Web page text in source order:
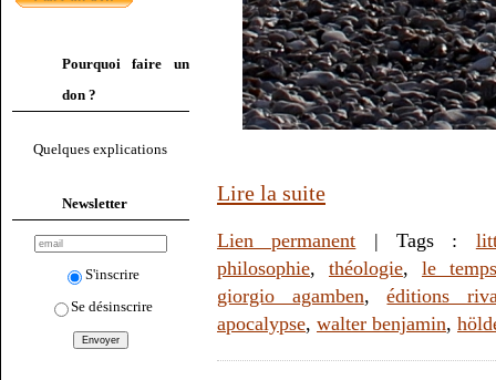
Pourquoi faire un
don ?
Quelques explications
Newsletter
S'inscrire
Se désinscrire
Lire la suite
Lien permanent | Tags :
philosophie, théologie, le
giorgio agamben,éditions
apocalypse, walter benjamin,